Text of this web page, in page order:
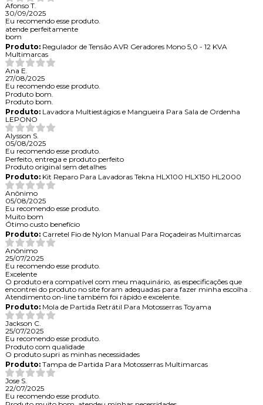
Afonso T.
30/09/2025
Eu recomendo esse produto.
atende perfeitamente
bom
Produto:Regulador de Tensão AVR Geradores Mono 5,0 - 12 KVA
Multimarcas
Ana E.
27/08/2025
Eu recomendo esse produto.
Produto bom.
Produto bom.
Produto:Lavadora Multiestágios e Mangueira Para Sala de Ordenha
LEPONO
Alysson S.
05/08/2025
Eu recomendo esse produto.
Perfeito, entrega e produto perfeito
Produto original sem detalhes
Produto:Kit Reparo Para Lavadoras Tekna HLX100 HLX150 HL2000
Anônimo
05/08/2025
Eu recomendo esse produto.
Muito bom
Ótimo custo benefício
Produto:Carretel Fio de Nylon Manual Para Roçadeiras Multimarcas
Anônimo
25/07/2025
Eu recomendo esse produto.
Excelente
O produto era compatível com meu maquinário, as especificações que
encontrei do produto no site foram adequadas para fazer minha escolha .
Atendimento on-line também foi rápido e excelente.
Produto:Mola de Partida Retrátil Para Motosserras Toyama
Jackson C.
25/07/2025
Eu recomendo esse produto.
Produto com qualidade
O produto supri as minhas necessidades
Produto:Tampa de Partida Para Motosserras Multimarcas
Jose S.
22/07/2025
Eu recomendo esse produto.